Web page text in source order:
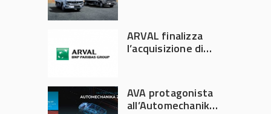
ARVAL finalizza
l’acquisizione di
AVA protagonista
all’Automechanika